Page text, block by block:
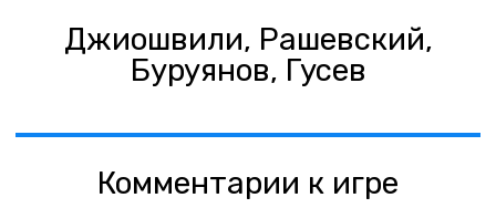
Джиошвили, Рашевский,
Буруянов, Гусев
Комментарии к игре